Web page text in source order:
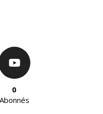
0
Abonnés